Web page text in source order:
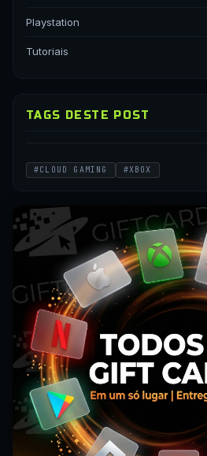
Playstation
Tutoriais
TAGS DESTE POST
#CLOUD GAMING #XBOX